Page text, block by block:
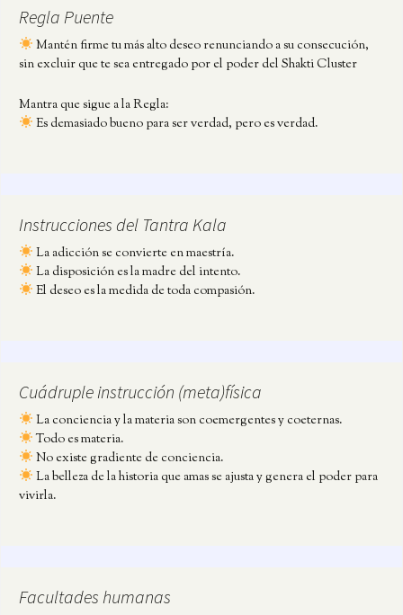
Regla Puente
Mantén firme tu más alto deseo renunciando a su consecución,
sin excluir que te sea entregado por el poder del Shakti Cluster
Mantra que sigue a la Regla:
Es demasiado bueno para ser verdad, pero es verdad.
Instrucciones del Tantra Kala
La adicción se convierte en maestría.
La disposición es la madre del intento.
El deseo es la medida de toda compasión.
Cuádruple instrucción (meta)física
La conciencia y la materia son coemergentes y coeternas.
Todo es materia.
No existe gradiente de conciencia.
La belleza de la historia que amas se ajusta y genera el poder para
vivirla.
Facultades humanas